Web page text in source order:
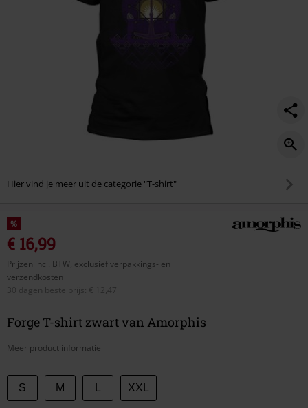
Hier vind je meer uit de categorie "T-shirt"
%
€ 16,99
Prijzen incl. BTW, exclusief verpakkings- en
verzendkosten
30 dagen beste prijs
€ 12,47
Forge T-shirt zwart van Amorphis
Meer product informatie
Kies
je
S M XXL